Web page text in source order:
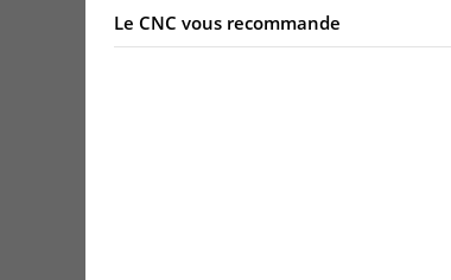
Le CNC vous recommande